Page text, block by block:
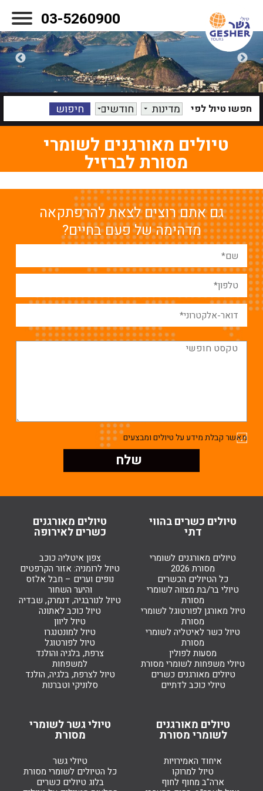
03-5260900
חפשו טיול לפי מדינות חודשים
טיולים מאורגנים לשומרי
מסורת לברזיל
גם אתם רוצים לצאת להרפתקאה
מדהימה של פעם בחיים?
מאשר קבלת מידע על טיולים ומבצעים
טיולים כשרים בהווי
דתי
טיולים מאורגנים לשומרי
מסורת 2026
כל הטיולים הכשרים
טיולי בר/בת מצווה לשומרי
מסורת
טיול מאורגן לפורטוגל לשומרי
מסורת
טיול כשר לאיטליה לשומרי
מסורת
מסעות לפולין
טיולי משפחות לשומרי מסורת
טיולים מאורגנים כשרים
טיולי כוכב לדתיים
טיולים מאורגנים
כשרים לאירופה
צפון איטליה כוכב
טיול לרומניה: אזור הקרפטים
נופים וערים – חבל אלזס
והיער השחור
טיול לנורבגיה, דנמרק, שבדיה
טיול כוכב לאתונה
טיול ליוון
טיול למונטנגרו
טיול לפורטוגל
צרפת, בלגיה והולנד
למשפחות
טיול לצרפת, בלגיה, הולנד
סלוניקי וטברנות
טיולים מאורגנים
לשומרי מסורת
איחוד האמירויות
טיול למרוקו
ארה"ב מחוף לחוף
טיולי גשר לשומרי
מסורת
טיולי גשר
כל הטיולים לשומרי מסורת
בלוג טיולים כשרים